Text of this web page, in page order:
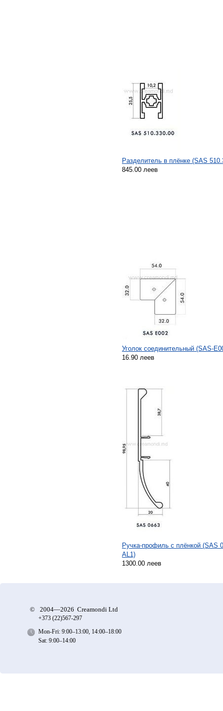
Разделитель в плёнке (SAS
845.00 леев
Уголок соединительный (SAS-
16.90 леев
Ручка-профиль с плёнкой (SAS
AL1)
1300.00 леев
© 2004—2026 Creamondi Ltd
+373 (22)567-297
Mon-Fri: 9:00–13:00, 14:00–18:00
Sat: 9:00–14:00